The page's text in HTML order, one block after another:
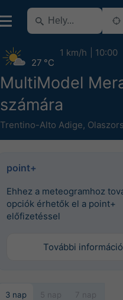
MultiModel
számára
Trentino-Alto Adige,
27 °C
1 km/h 10:00
point+
Ehhez a meteogramhoz
opciók érhetők el a point+
előfizetéssel
További információ
3 nap 5 nap 7 nap